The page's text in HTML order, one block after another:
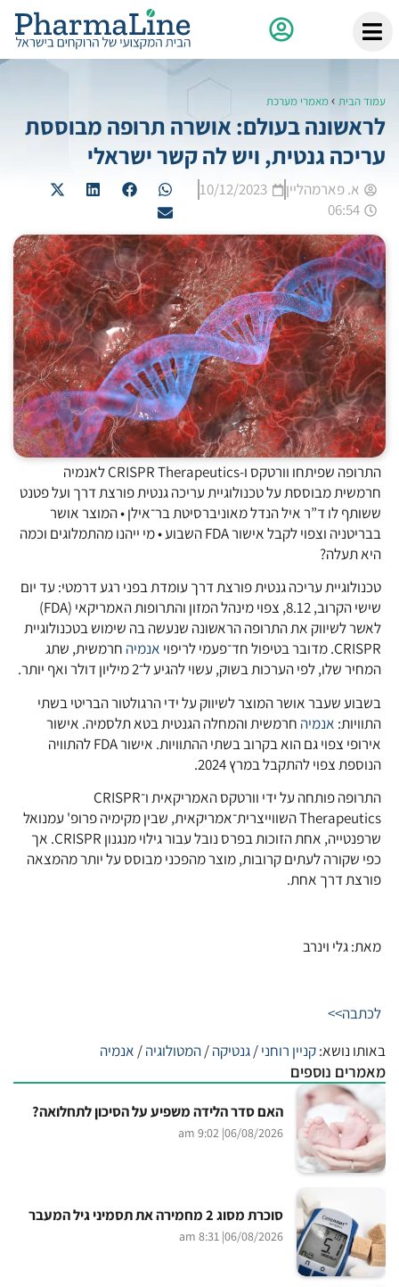
עמוד הבית ›מאמרי מערכת
לראשונה בעולם: אושרה תרופה מבוססת
עריכה גנטית, ויש לה קשר ישראלי
א. פארמהליין
10/12/2023
06:54
התרופה שפיתחו וורטקס ו-CRISPR Therapeutics לאנמיה
חרמשית מבוססת על טכנולוגיית עריכה גנטית פורצת דרך ועל פטנט
ששותף לו ד”ר איל הנדל מאוניברסיטת בר־אילן • המוצר אושר
בבריטניה וצפוי לקבל אישור FDA השבוע • מי ייהנו מהתמלוגים וכמה
היא תעלה?
טכנולוגיית עריכה גנטית פורצת דרך עומדת בפני רגע דרמטי: עד יום
שישי הקרוב, 8.12, צפוי מינהל המזון והתרופות האמריקאי (FDA)
לאשר לשיווק את התרופה הראשונה שנעשה בה שימוש בטכנולוגיית
CRISPR. מדובר בטיפול חד־פעמי לריפוי
אנמיה חרמשית, שתג
המחיר שלו, לפי הערכות בשוק, עשוי להגיע ל־2 מיליון דולר ואף יותר.
בשבוע שעבר אושר המוצר לשיווק על ידי הרגולטור הבריטי בשתי
התוויות: אנמיה חרמשית והמחלה הגנטית בטא תלסמיה. אישור
אירופי צפוי גם הוא בקרוב בשתי ההתוויות. אישור FDA להתוויה
הנוספת צפוי להתקבל במרץ 2024.
התרופה פותחה על ידי וורטקס האמריקאית ו־CRISPR
Therapeutics השווייצרית־אמריקאית, שבין מקימיה פרופ' עמנואל
שרפנטייה, אחת הזוכות בפרס נובל עבור גילוי מנגנון CRISPR. אך
כפי שקורה לעתים קרובות, מוצר מהפכני מבוסס על יותר מהמצאה
פורצת דרך אחת.
מאת: גלי וינרב
לכתבה>>
באותו נושא:קניין רוחני/גנטיקה/המטולוגיה/ אנמיה
מאמרים נוספים
האם סדר הלידה משפיע על הסיכון לתחלואה?
06/08/2026
| 9:02 am
סוכרת מסוג 2 מחמירה את תסמיני גיל המעבר
06/08/2026
| 8:31 am